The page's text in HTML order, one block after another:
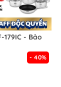
179IC - Bảo
- 40%